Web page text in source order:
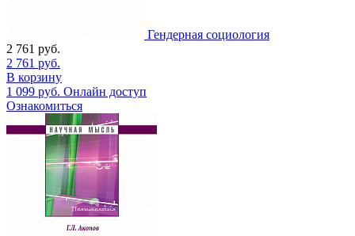
Гендерная социология
2 761 руб.
2 761 руб.
В корзину
1 099 руб. Онлайн доступ
Ознакомиться